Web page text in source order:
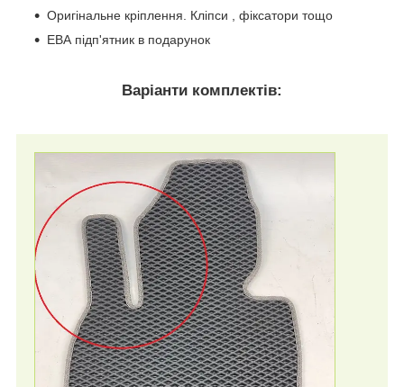
Оригінальне кріплення. Кліпси , фіксатори тощо
ЕВА підп'ятник в подарунок
Варіанти комплектів: